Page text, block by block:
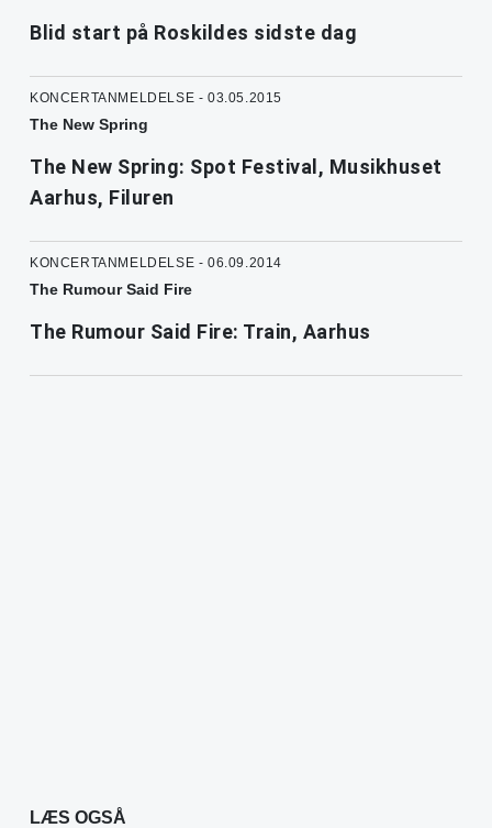
Blid start på Roskildes sidste dag
KONCERTANMELDELSE - 03.05.2015
The New Spring
The New Spring: Spot Festival, Musikhuset
Aarhus, Filuren
KONCERTANMELDELSE - 06.09.2014
The Rumour Said Fire
The Rumour Said Fire: Train, Aarhus
LÆS OGSÅ